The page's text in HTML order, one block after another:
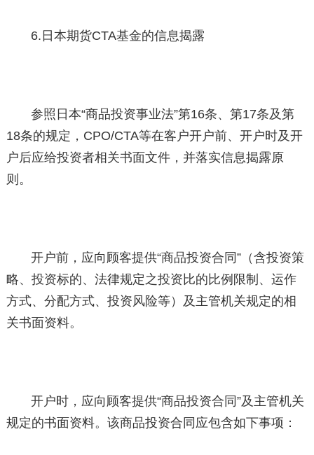
6.日本期货CTA基金的信息揭露
参照日本“商品投资事业法”第16条、第17条及第
18条的规定，CPO/CTA等在客户开户前、开户时及开
户后应给投资者相关书面文件，并落实信息揭露原
则。
开户前，应向顾客提供“商品投资合同”（含投资策
略、投资标的、法律规定之投资比的比例限制、运作
方式、分配方式、投资风险等）及主管机关规定的相
关书面资料。
开户时，应向顾客提供“商品投资合同”及主管机关
规定的书面资料。该商品投资合同应包含如下事项：